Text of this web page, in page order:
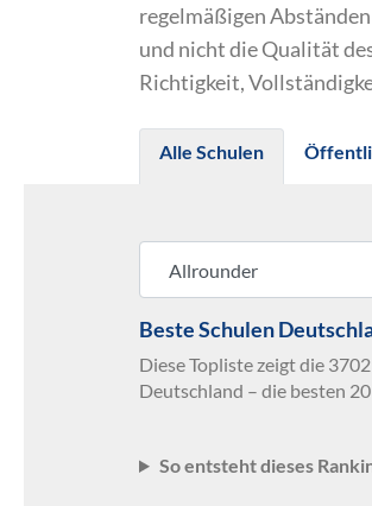
regelmäßigen
und nicht die Qualität
Richtigkeit,
Alle Schulen
Beste Schulen
Diese Topliste zeigt die
Deutschland – die besten
So entsteht dieses